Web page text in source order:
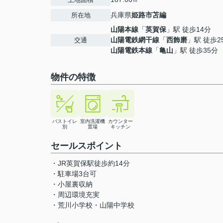
所在地 兵庫県姫路市苫編
交通
山陽本線 「英賀保 」駅 徒歩14分
山陽電鉄網干線 「西飾磨 」駅 徒歩
山陽電鉄本線 「亀山 」駅 徒歩35分
物件の特徴
バストイレ
別
室内洗濯機
置場
カウンター
キッチン
セールスポイント
・JR英賀保駅徒歩約14分
・駐車場3台可
・小屋裏収納
・周辺環境充実
・荒川小学校・山陽中学校